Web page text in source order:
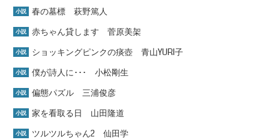
小説 春の墓標 萩野篤人
小説 赤ちゃん貸します 菅原美架
小説 ショッキングピンクの痰壺 青山YURI子
小説 僕が詩人に･･･ 小松剛生
小説 偏態パズル 三浦俊彦
小説 家を看取る日 山田隆道
小説 ツルツルちゃん2 仙田学